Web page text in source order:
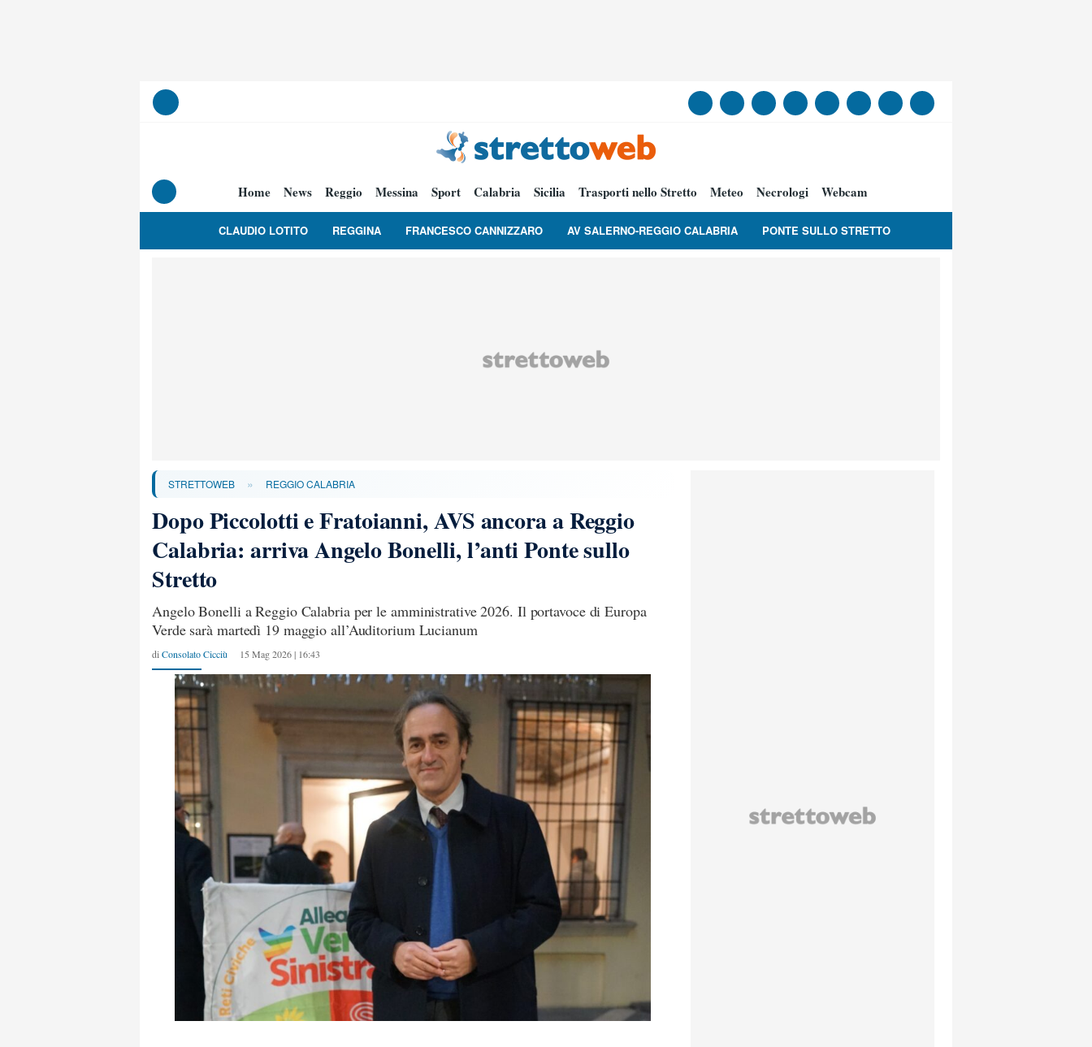
Home News Reggio Messina Sport Calabria Sicilia Trasporti nello Stretto Meteo Necrologi Webcam
CLAUDIO LOTITO REGGINA FRANCESCO CANNIZZARO AV SALERNO-REGGIO CALABRIA PONTE SULLO STRETTO
STRETTOWEB » REGGIO CALABRIA
Dopo Piccolotti e Fratoianni, AVS ancora a Reggio
Calabria: arriva Angelo Bonelli, l’anti Ponte sullo
Stretto
Angelo Bonelli a Reggio Calabria per le amministrative 2026. Il portavoce di Europa
Verde sarà martedì 19 maggio all’Auditorium Lucianum
di Consolato Cicciù 15 Mag 2026 | 16:43